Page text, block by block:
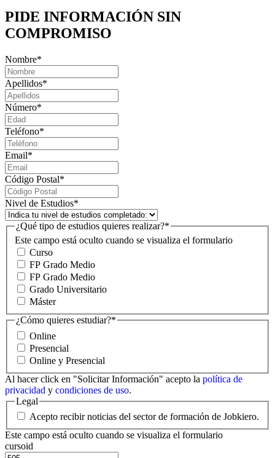
PIDE INFORMACIÓN SIN
COMPROMISO
Nombre*
Apellidos*
Número*
Teléfono*
Email*
Código Postal*
Nivel de Estudios*
Este campo está oculto cuando se visualiza el formulario
¿Qué tipo de estudios quieres realizar?*
Curso
FP Grado Medio
FP Grado Medio
Grado Universitario
Máster
¿Cómo quieres estudiar?*
Online
Presencial
Online y Presencial
Al hacer click en "Solicitar Información" acepto la política de
privacidad y condiciones de uso.
Legal
Acepto recibir noticias del sector de formación de Jobkiero.
Este campo está oculto cuando se visualiza el formulario
cursoid